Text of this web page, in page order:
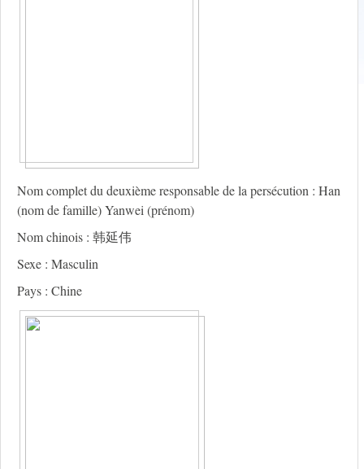
Nom complet du deuxième responsable de la persécution : Han
(nom de famille) Yanwei (prénom)
Nom chinois : 韩延伟
Sexe : Masculin
Pays : Chine